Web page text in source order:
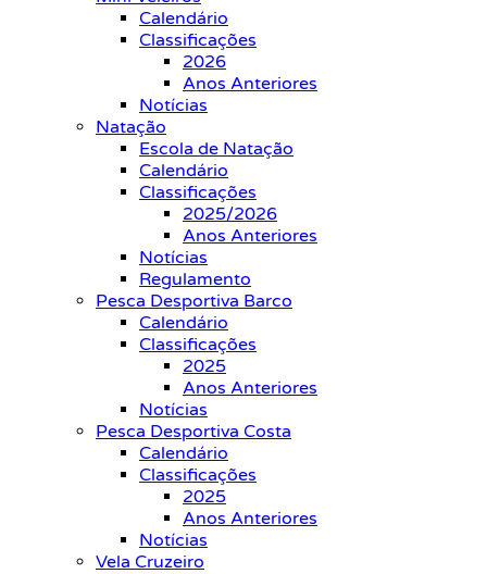
Calendário
Classificações
2026
Anos Anteriores
Notícias
Natação
Escola de Natação
Calendário
Classificações
2025/2026
Anos Anteriores
Notícias
Regulamento
Pesca Desportiva Barco
Calendário
Classificações
2025
Anos Anteriores
Notícias
Pesca Desportiva Costa
Calendário
Classificações
2025
Anos Anteriores
Notícias
Vela Cruzeiro